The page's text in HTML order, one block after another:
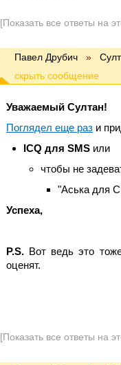
[Показать все ответы на
Павел Друбич »
Уважаемый Султан!
Поглядел еще раз и
IСQ для SMS или
чтобы не
"Аська для
Успеха,
P.S. Вот ведь это
оценят.
[Показать все ответы на